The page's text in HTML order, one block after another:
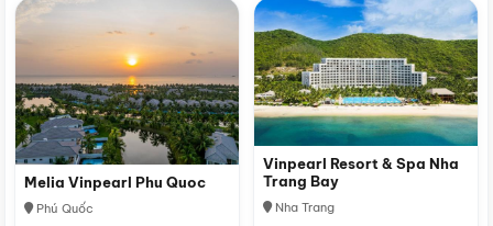
Melia Vinpearl Phu Quoc
Phú Quốc
Vinpearl Resort & Spa Nha
Trang Bay
Nha Trang